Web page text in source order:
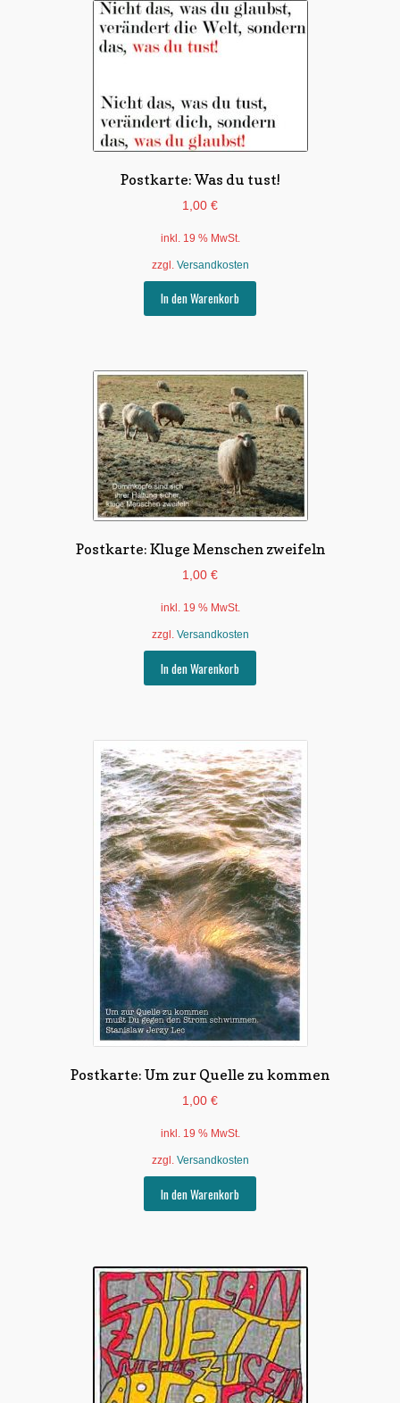
Postkarte: Was du tust!
1,00 €
inkl. 19 % MwSt.
zzgl. Versandkosten
In den Warenkorb
Postkarte: Kluge Menschen zweifeln
1,00 €
inkl. 19 % MwSt.
zzgl. Versandkosten
In den Warenkorb
Postkarte: Um zur Quelle zu kommen
1,00 €
inkl. 19 % MwSt.
zzgl. Versandkosten
In den Warenkorb